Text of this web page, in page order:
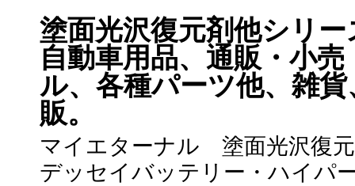
塗面光沢復元剤他シリ
自動車用品、通販・小
ル、各種パーツ他、雑
販。
マイエターナル 塗面光沢復
デッセイバッテリー・ハイパ